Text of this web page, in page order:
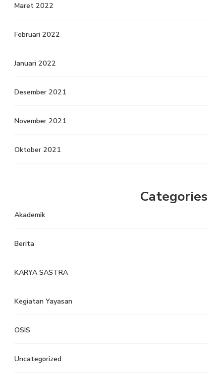
Maret 2022
Februari 2022
Januari 2022
Desember 2021
November 2021
Oktober 2021
Categories
Akademik
Berita
KARYA SASTRA
Kegiatan Yayasan
OSIS
Uncategorized